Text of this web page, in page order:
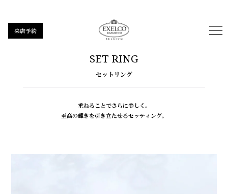
SET RING
セットリング
重ねることでさらに美しく。
至高の輝きを引き立たせるセッティング。
来店予約